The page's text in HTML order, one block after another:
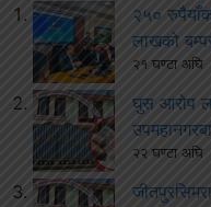
२५०
लाखको
२१ घण्टा अघि
घुस आरोप
२२ घण्टा अघि